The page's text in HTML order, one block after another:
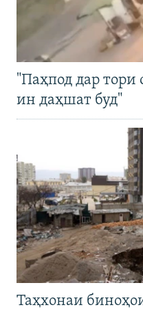
"Паҳпод дар тори
ин даҳшат буд"
Таҳхонаи